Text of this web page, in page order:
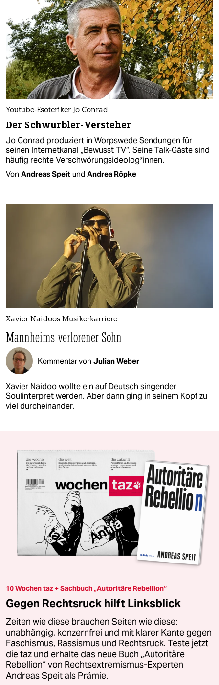
Youtube-Esoteriker Jo Conrad
Der Schwurbler-Versteher
Jo Conrad produziert in Worpswede Sendungen für
seinen Internetkanal „Bewusst TV“. Seine Talk-Gäste sind
häufig rechte Verschwörungsideolog*innen.
Von Andreas Speit und Andrea Röpke
Xavier Naidoos Musikerkarriere
Mannheims verlorener Sohn
Kommentar von Julian Weber
Xavier Naidoo wollte ein auf Deutsch singender
Soulinterpret werden. Aber dann ging in seinem Kopf zu
viel durcheinander.
10 Wochen taz + Sachbuch „Autoritäre Rebellion“
Gegen Rechtsruck hilft Linksblick
Zeiten wie diese brauchen Seiten wie diese:
unabhängig, konzernfrei und mit klarer Kante gegen
Faschismus, Rassismus und Rechtsruck. Teste jetzt
die taz und erhalte das neue Buch „Autoritäre
Rebellion“ von Rechtsextremismus-Experten
Andreas Speit als Prämie.